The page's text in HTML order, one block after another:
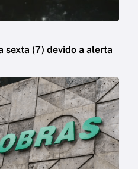
sexta (7) devido a alerta